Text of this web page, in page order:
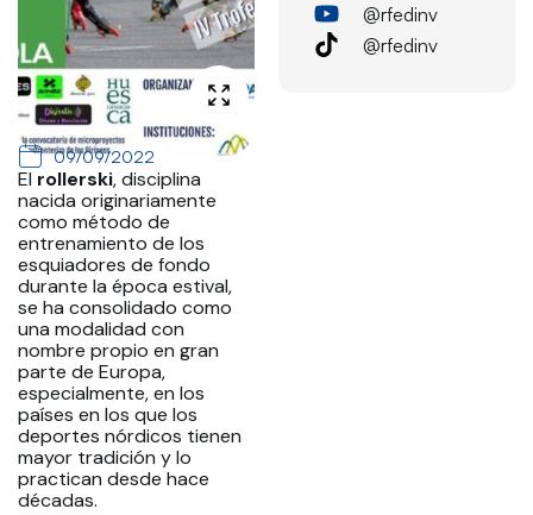
09/09/2022
El rollerski, disciplina
nacida originariamente
como método de
entrenamiento de los
esquiadores de fondo
durante la época estival,
se ha consolidado como
una modalidad con
nombre propio en gran
parte de Europa,
especialmente, en los
países en los que los
deportes nórdicos tienen
mayor tradición y lo
practican desde hace
décadas.
@rfedinv
@rfedinv